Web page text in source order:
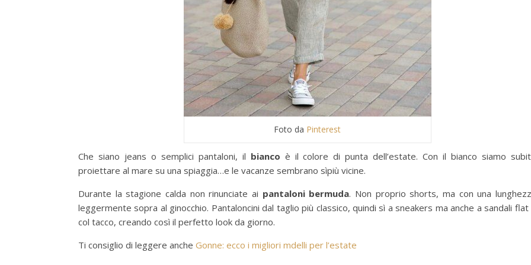
Foto da Pinterest
Che siano jeans o semplici pantaloni, il bianco è il colore di punta dell’estate. Con il bianco siamo
proiettare al mare su una spiaggia…e le vacanze sembrano sìpiù vicine.
Durante la stagione calda non rinunciate ai pantaloni bermuda. Non proprio shorts, ma con una
leggermente sopra al ginocchio. Pantaloncini dal taglio più classico, quindi sì a sneakers ma anche a sandali flat
col tacco, creando così il perfetto look da giorno.
Ti consiglio di leggere anche Gonne: ecco i migliori mdelli per l’estate